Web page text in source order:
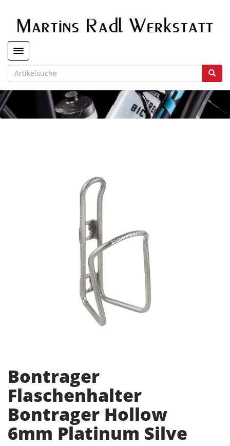
Toggle navigation
Bontrager
Flaschenhalter
Bontrager Hollow
6mm Platinum Silve